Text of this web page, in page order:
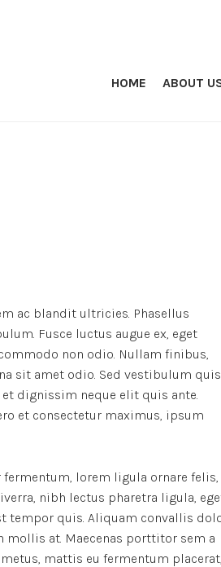
HOME ABOUT
ac blandit ultricies. Phasellus
Fusce luctus augue ex, eget
non odio. Nullam finibus,
sit amet odio. Sed vestibulum quis
dignissim neque elit quis ante.
et consectetur maximus, ipsum
fermentum, lorem ligula ornare felis,
nibh lectus pharetra ligula,
tempor quis. Aliquam convallis
at. Maecenas porttitor sem a
mattis eu fermentum placerat,